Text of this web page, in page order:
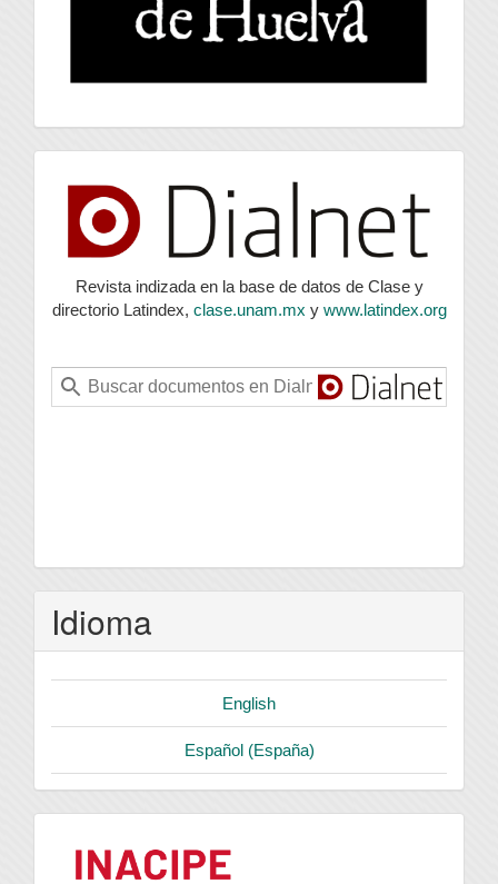
index
Revista indizada en la base de datos de Clase y
directorio Latindex, clase.unam.mx y www.latindex.org
Idioma
English
Español (España)
logo